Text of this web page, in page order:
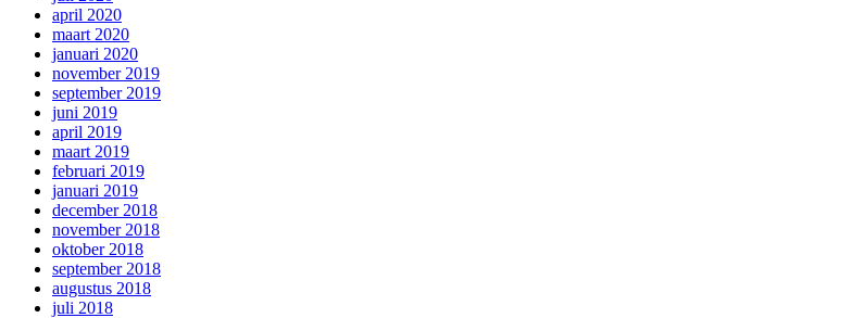
april 2020
maart 2020
januari 2020
november 2019
september 2019
juni 2019
april 2019
maart 2019
februari 2019
januari 2019
december 2018
november 2018
oktober 2018
september 2018
augustus 2018
juli 2018